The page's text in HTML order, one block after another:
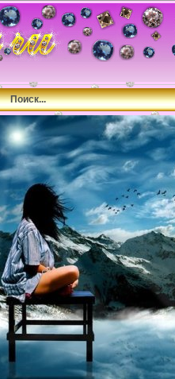
Поиск...